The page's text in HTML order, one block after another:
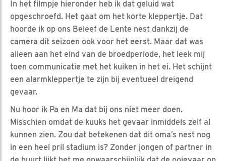
In het filmpje hieronder heb ik dat geluid wat
opgeschroefd. Het gaat om het korte kleppertje. Dat
hoorde ik op ons Beleef de Lente nest dankzij de
camera dit seizoen ook voor het eerst. Maar dat was
alleen aan het eind van de broedperiode, het leek mij
toen communicatie met het kuiken in het ei. Het schijnt
een alarmkleppertje te zijn bij eventueel dreigend
gevaar.
Nu hoor ik Pa en Ma dat bij ons niet meer doen.
Misschien omdat de kuuks het gevaar inmiddels zelf al
kunnen zien. Zou dat betekenen dat dit oma’s nest nog
in een heel pril stadium is? Zonder jongen of partner in